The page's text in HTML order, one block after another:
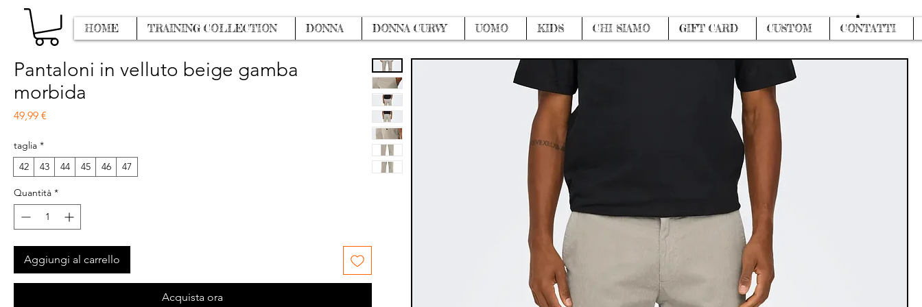
Accedi
HOME TRAINING COLLECTION DONNA DONNA CURVY UOMO KIDS CHI SIAMO GIFT CARD CUSTOM CONTATTI
Pantaloni in velluto beige gamba
morbida
49,99 €
taglia *
42
43 44 45 46 47
Quantità *
Aggiungi al carrello
Acquista ora